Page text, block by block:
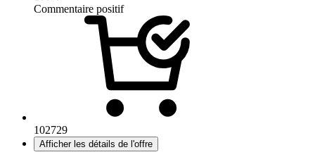
Commentaire positif
102729
Afficher les détails de l'offre